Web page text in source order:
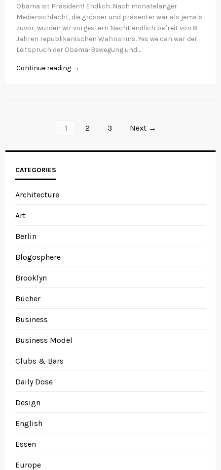
Obama ist Präsident! Endlich. Nach monatelanger
Medienschlacht, die grösser und präsenter war als jemals
zuvor, wurden wir vorgestern Nacht endlich befreit von 8
Jahren republikanischen Wahnsinns. Yes we can war der
Leitspruch der Obama-Bewegung und…
Continue reading →
1 2 3 Next →
CATEGORIES
Architecture
Art
Berlin
Blogosphere
Brooklyn
Bücher
Business
Business Model
Clubs & Bars
Daily Dose
Design
English
Essen
Europe